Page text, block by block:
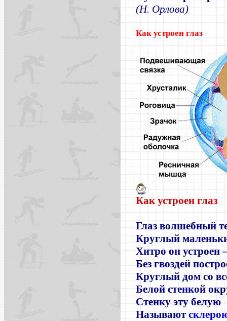
(Н. Орлова)
Как устроен глаз
Как устроен глаз
Глаз волшебный
Круглый
Хитро он устроен
Без гвоздей
Круглый дом со
Белой стенкой
Стенку эту белую
Называют